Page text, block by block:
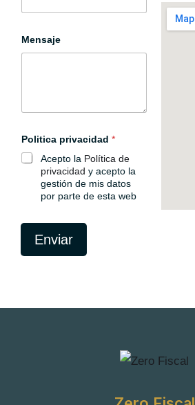
r
s
Mensaje
Politica privacidad *
Acepto la Política de
privacidad y acepto la
gestión de mis datos
por parte de esta web
Enviar